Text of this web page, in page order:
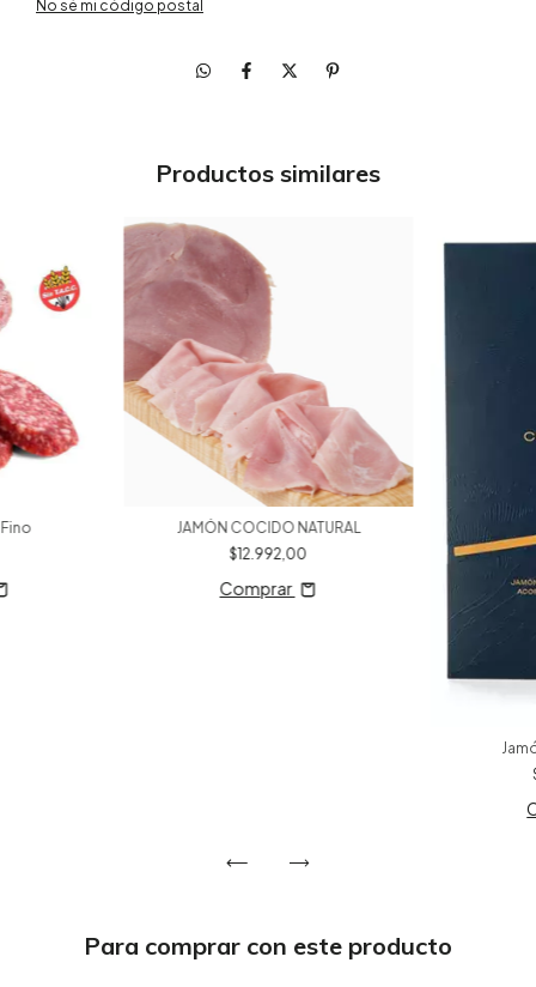
No sé mi código postal
Productos similares
JAMÓN COCIDO NATURAL
$12.992,00
Comprar
Para comprar con este producto